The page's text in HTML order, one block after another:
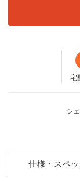
宅
シ
仕様・スペ